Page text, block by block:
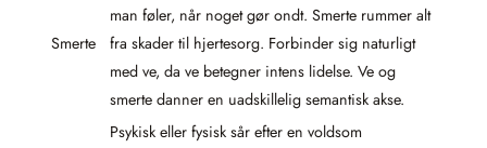
Smerte
man føler, når noget gør ondt. Smerte rummer alt
fra skader til hjertesorg. Forbinder sig naturligt
med ve, da ve betegner intens lidelse. Ve og
smerte danner en uadskillelig semantisk akse.
Psykisk eller fysisk sår efter en voldsom